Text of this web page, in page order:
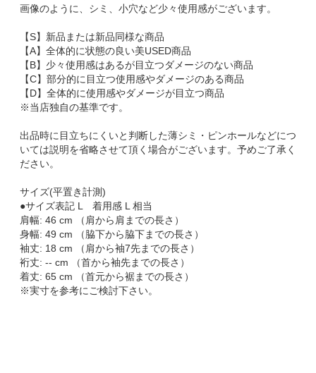
画像のように、シミ、小穴など少々使用感がございます。
【S】新品または新品同様な商品
【A】全体的に状態の良い美USED商品
【B】少々使用感はあるが目立つダメージのない商品
【C】部分的に目立つ使用感やダメージのある商品
【D】全体的に使用感やダメージが目立つ商品
※当店独自の基準です。
出品時に目立ちにくいと判断した薄シミ・ピンホールなどにつ
いては説明を省略させて頂く場合がございます。予めご了承く
ださい。
サイズ(平置き計測)
●サイズ表記 L 着用感 L 相当
肩幅: 46 cm （肩から肩までの長さ）
身幅: 49 cm （脇下から脇下までの長さ）
袖丈: 18 cm （肩から袖7先までの長さ）
裄丈: -- cm （首から袖先までの長さ）
着丈: 65 cm （首元から裾までの長さ）
※実寸を参考にご検討下さい。